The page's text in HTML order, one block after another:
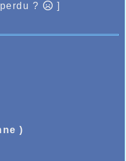
? ]
)